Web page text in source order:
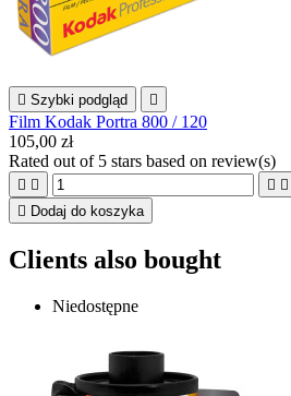
 Szybki podgląd 
Film Kodak Portra 800 / 120
105,00 zł
Rated out of 5 stars based on review(s)
   
 Dodaj do koszyka
Clients also bought
Niedostępne